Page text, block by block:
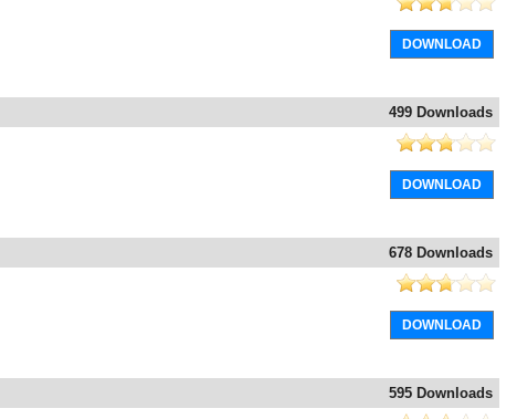
DOWNLOAD
499 Downloads
DOWNLOAD
678 Downloads
DOWNLOAD
595 Downloads